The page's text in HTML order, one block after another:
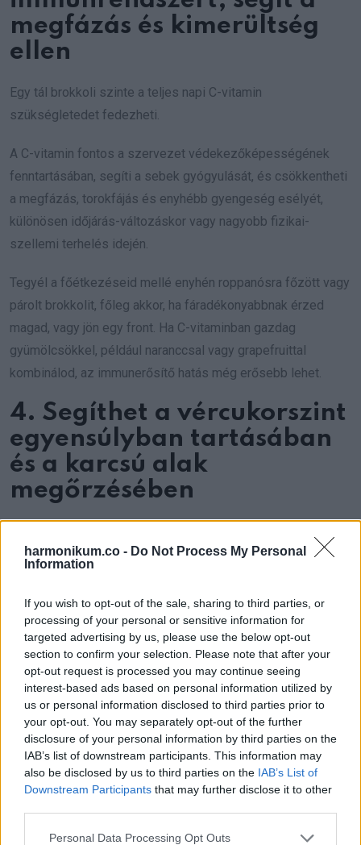
harmonikum.co - Do Not Process My Personal
Information
If you wish to opt-out of the sale, sharing to third parties, or
processing of your personal or sensitive information for
targeted advertising by us, please use the below opt-out
section to confirm your selection. Please note that after your
opt-out request is processed you may continue seeing
interest-based ads based on personal information utilized by
us or personal information disclosed to third parties prior to
your opt-out. You may separately opt-out of the further
disclosure of your personal information by third parties on the
IAB’s list of downstream participants. This information may
also be disclosed by us to third parties on the IAB’s List of
Downstream Participants that may further disclose it to other
Please note that this website/app uses one or more Google
Personal Data Processing Opt Outs
megfázás és kimerültség
ellen
Egy tál brokkoli szinte a teljes napi C-vitamin
szükségletedet fedezheti.
A C-vitamin fontos a szervezet védekezőképességének
fenntartásában, segíti a sebek gyógyulását, és csökkentheti
a megfázás, torokfájás és enyhébb gyengeség esélyét,
különösen időjárás-változáskor vagy nagyobb fizikai-
szellemi terhelés idején.
Tegyél a főétkezéseid mellé enyhén roppanósra főzött vagy
párolt brokkolit, főleg akkor, ha fáradékonyabbnak érzed
magad, vagy jön egy front. Ha C-vitaminban gazdag
gyümölcsökkel, például naranccsal vagy grapefruittal
kombinálod, az immunerősítő hatás még erősebb lehet.
4. Segíthet a vércukorszint
egyensúlyban tartásában
és a karcsú alak
megőrzésében
A brokkoli alacsony kalóriatartalmú, viszont sok benne az
oldható rost. Ez a fajta rost lassítja a szénhidrátok